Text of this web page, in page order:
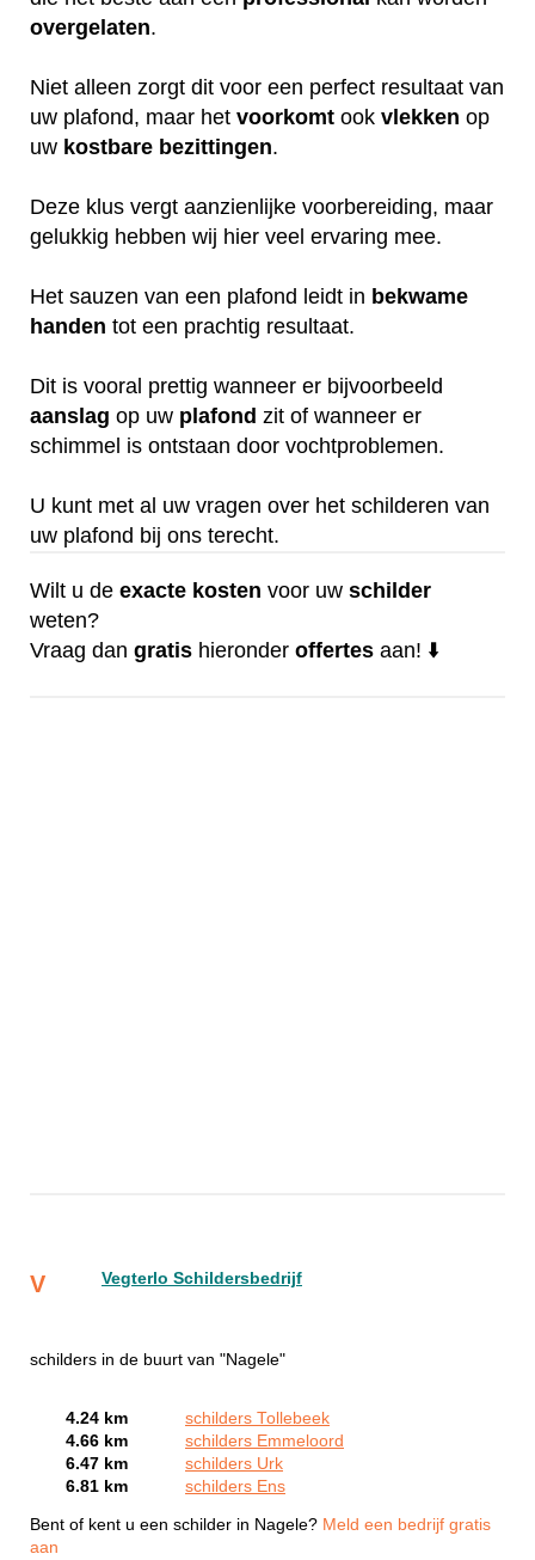
overgelaten.
Niet alleen zorgt dit voor een perfect resultaat van
uw plafond, maar het voorkomt ook vlekken op
uw kostbare bezittingen.
Deze klus vergt aanzienlijke voorbereiding, maar
gelukkig hebben wij hier veel ervaring mee.
Het sauzen van een plafond leidt in bekwame
handen tot een prachtig resultaat.
Dit is vooral prettig wanneer er bijvoorbeeld
aanslag op uw plafond zit of wanneer er
schimmel is ontstaan door vochtproblemen.
U kunt met al uw vragen over het schilderen van
uw plafond bij ons terecht.
Wilt u de exacte kosten voor uw schilder
weten?
Vraag dan gratis hieronder offertes aan! ⬇️
V Vegterlo Schildersbedrijf
schilders in de buurt van "Nagele"
4.24 km
schilders Tollebeek
4.66 km
schilders Emmeloord
6.47 km
schilders Urk
6.81 km
schilders Ens
Bent of kent u een schilder in Nagele? Meld een bedrijf gratis
aan